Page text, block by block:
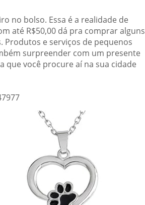
no bolso. Essa é a realidade de
até R$50,00 dá pra comprar alguns
Produtos e serviços de pequenos
surpreender com um presente
que você procure aí na sua cidade